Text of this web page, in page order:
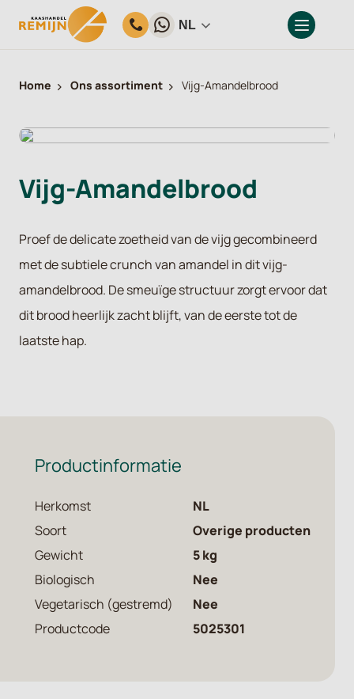
NL
Home Ons assortiment Vijg-Amandelbrood
Vijg-Amandelbrood
Proef de delicate zoetheid van de vijg gecombineerd
met de subtiele crunch van amandel in dit vijg-
amandelbrood. De smeuïge structuur zorgt ervoor dat
dit brood heerlijk zacht blijft, van de eerste tot de
laatste hap.
Productinformatie
Herkomst
NL
Soort
Overige producten
Gewicht
5 kg
Biologisch
Nee
Vegetarisch (gestremd)
Nee
Productcode
5025301